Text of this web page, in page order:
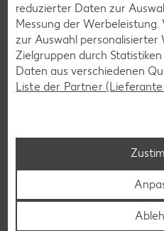
Glutenfreie Rezepte
Wer auf Gluten verzichtet,
reduzierter Daten zur
Messung der
zur Auswahl personalisierter
Zielgruppen durch
Daten aus verschiedenen
Liste der Partner